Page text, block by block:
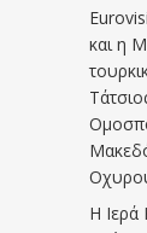
και η
Η Ιερά